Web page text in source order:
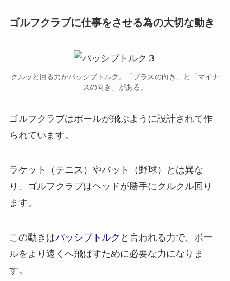
ゴルフクラブに仕事をさせる為の大切な動き
クルッと回る力がパッシブトルク。「プラスの向き」と「マイナ
スの向き」がある。
ゴルフクラブはボールが飛ぶように設計されて作
られています。
ラケット（テニス）やバット（野球）とは異な
り、
ゴルフクラブはヘッドが勝手にクルクル回り
ます。
この動きはパッシブトルク と言われる力で、ボー
ルをより遠くへ飛ばすために必要な力になりま
す。